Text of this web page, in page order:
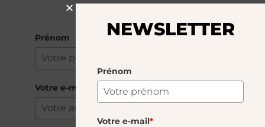
Prénom
Votre e-mail
NEWSLETTER
Prénom
Votre e-mail*